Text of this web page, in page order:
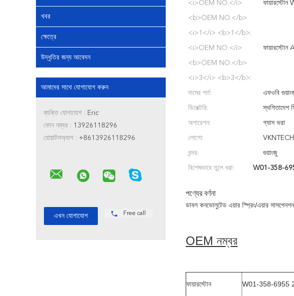
খবর
ক্ষেত্রে
উদ্ধৃতির জন্য আবেদন
আমাদের সাথে যোগাযোগ করুন
ব্যক্তি যোগাযোগ : Eric
ফোন নম্বর : 13926118296
হোয়াটসঅ্যাপ : +8613926118296
Free call
<i>OEM NO.</i>
<b>OEM NO.</b>
<i>1</i> <b>1</b>:
<i>OEM NO.</i>
<b>OEM NO.</b>
<i>3</i> <b>3</b>:
দামের শর্ত: এফওবি
ডিরেক্টরি: স্থগিতাদেশ
অপারেশন: গ্যাস ভরা
লোগো: VKNTECH
বন্দর: গুয়াংজু
বিশেষভাবে তুলে ধরা: W01-358-
পণ্যের বর্ণনা
ডাবল কনভোলুটেড এয়ার স্প্রিং/এয়ার
OEM নম্বর
ফায়ারস্টোন W01-358-6955